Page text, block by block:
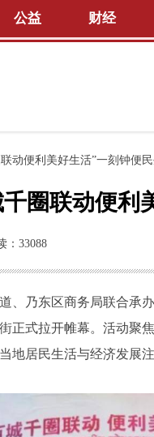
公益 财经
动便利美好生活”一刻钟便
圈联动便利
：33088
、乃东区商务局联合承
正式拉开帷幕。活动聚
地居民生活与经济发展注